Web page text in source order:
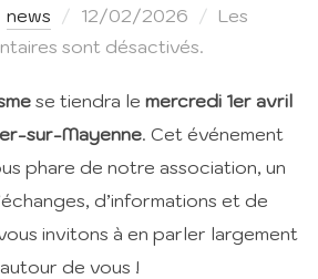
news
Publié
le
12/02/2026
Les
sont désactivés.
se tiendra le mercredi 1er avril
sur-Mayenne. Cet événement
phare de notre association, un
d’informations et de
invitons à en parler largement
autour de vous !